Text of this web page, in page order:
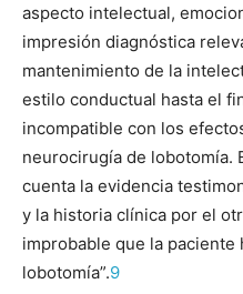
aspecto intelectual,
impresión diagnóstica
mantenimiento de la
estilo conductual hasta el
incompatible con los
neurocirugía de lobotomía.
cuenta la evidencia
y la historia clínica por el
improbable que la paciente
lobotomía”.9